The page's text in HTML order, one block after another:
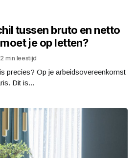
tussen bruto en netto
je op letten?
2 min leestijd
precies? Op je arbeidsovereenkomst
Dit is...